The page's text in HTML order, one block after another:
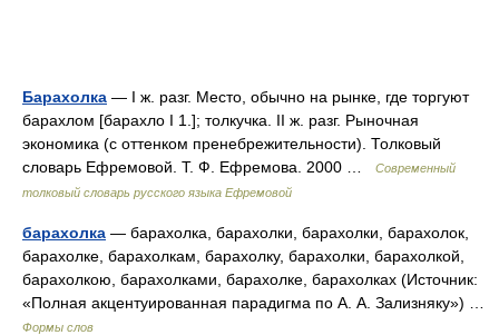
Барахолка — I ж. разг. Место, обычно на рынке, где торгуют
барахлом [барахло I 1.]; толкучка. II ж. разг. Рыночная
экономика (с оттенком пренебрежительности). Толковый
словарь Ефремовой. Т. Ф. Ефремова. 2000 …
Современный
толковый словарь русского языка Ефремовой
барахолка — барахолка, барахолки, барахолки, барахолок,
барахолке, барахолкам, барахолку, барахолки, барахолкой,
барахолкою, барахолками, барахолке, барахолках (Источник:
«Полная акцентуированная парадигма по А. А. Зализняку») …
Формы слов